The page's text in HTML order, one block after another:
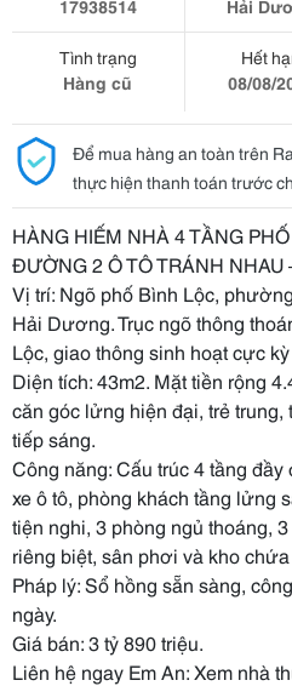
17938514
Hải
Tình trạng
Hàng cũ
Hết
08/08/
Để mua hàng an toàn trên
thực hiện thanh toán trước
HÀNG HIẾM NHÀ 4 TẦNG
ĐƯỜNG 2 Ô TÔ TRÁNH NHAU
Vị trí: Ngõ phố Bình Lộc,
Hải Dương. Trục ngõ thông
Lộc, giao thông sinh hoạt cực
Diện tích: 43m2. Mặt tiền rộng
căn góc lửng hiện đại, trẻ
tiếp sáng.
Công năng: Cấu trúc 4 tầng
xe ô tô, phòng khách tầng lửng
tiện nghi, 3 phòng ngủ thoáng,
riêng biệt, sân phơi và kho
Pháp lý: Sổ hồng sẵn sàng,
ngày.
Giá bán: 3 tỷ 890 triệu.
Liên hệ ngay Em An: Xem nhà